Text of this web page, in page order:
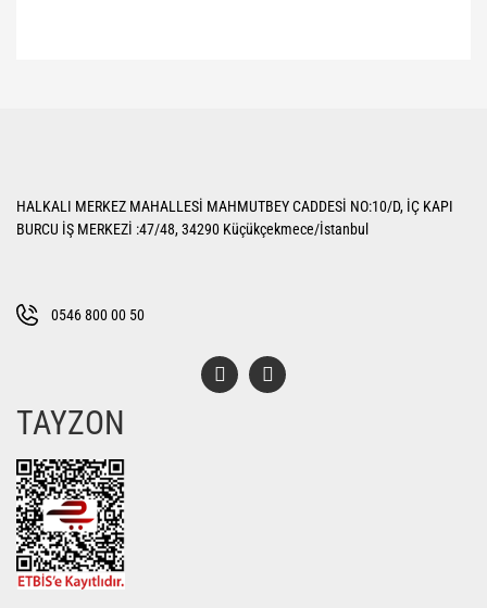
Ürün açıklamasında eksik bilgiler bulunuyor.
Bu ürüne benzer farklı alternatifler olmalı.
HALKALI MERKEZ MAHALLESİ MAHMUTBEY CADDESİ NO:10/D, İÇ KAPI
BURCU İŞ MERKEZİ :47/48, 34290 Küçükçekmece/İstanbul
0546 800 00 50
TAYZON